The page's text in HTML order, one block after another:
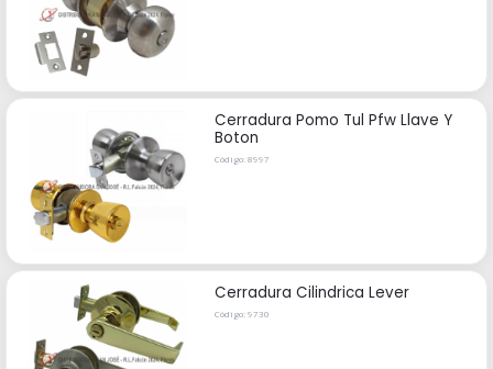
Cerradura Pomo Tul Pfw Llave Y
Boton
Código: 8997
Cerradura Cilindrica Lever
Código: 9730